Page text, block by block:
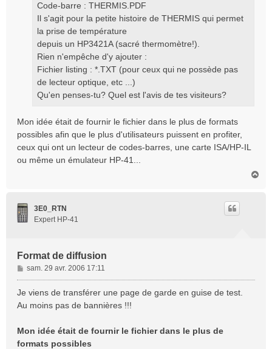
Code-barre : THERMIS.PDF
Il s'agit pour la petite histoire de THERMIS qui permet
la prise de température
depuis un HP3421A (sacré thermomètre!).
Rien n'empêche d'y ajouter :
Fichier listing : *.TXT (pour ceux qui ne possède pas
de lecteur optique, etc ...)
Qu'en penses-tu? Quel est l'avis de tes visiteurs?
Mon idée était de fournir le fichier dans le plus de formats
possibles afin que le plus d'utilisateurs puissent en profiter,
ceux qui ont un lecteur de codes-barres, une carte ISA/HP-IL
ou même un émulateur HP-41...
3E0_RTN
Expert HP-41
Format de diffusion
M
e
s
e
sam. 29 avr. 2006 17:11
Je viens de transférer une page de garde en guise de test.
Au moins pas de bannières !!!
Mon idée était de fournir le fichier dans le plus de
formats possibles